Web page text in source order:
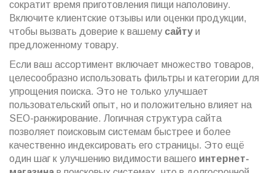
сократит время приготовления пищи наполовину.
Включите клиентские отзывы или оценки продукции,
чтобы вызвать доверие к вашему сайту и
предложенному товару.
Если ваш ассортимент включает множество товаров,
целесообразно использовать фильтры и категории для
упрощения поиска. Это не только улучшает
пользовательский опыт, но и положительно влияет на
SEO-ранжирование. Логичная структура сайта
позволяет поисковым системам быстрее и более
качественно индексировать его страницы. Это ещё
один шаг к улучшению видимости вашего интернет-